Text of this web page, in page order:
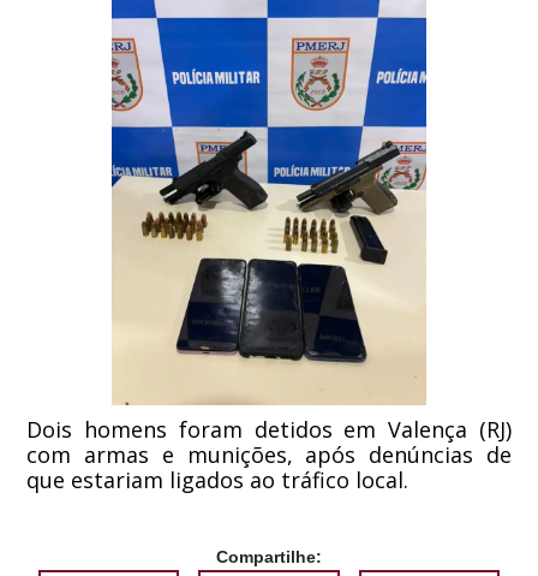
Dois homens foram detidos em Valença (RJ)
com armas e munições, após denúncias de
que estariam ligados ao tráfico local.
Compartilhe: